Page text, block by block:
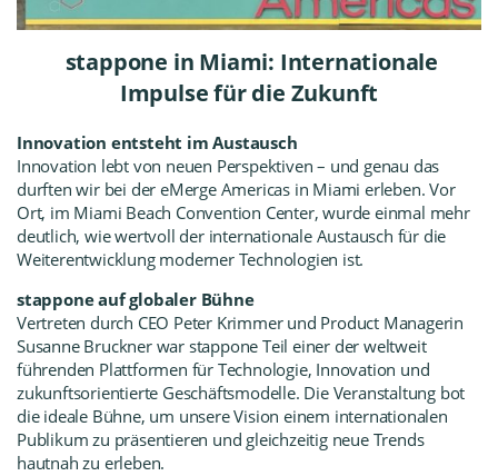
stappone in Miami: Internationale
Impulse für die Zukunft
Innovation entsteht im Austausch
Innovation lebt von neuen Perspektiven – und genau das
durften wir bei der eMerge Americas in Miami erleben. Vor
Ort, im Miami Beach Convention Center, wurde einmal mehr
deutlich, wie wertvoll der internationale Austausch für die
Weiterentwicklung moderner Technologien ist.
stappone auf globaler Bühne
Vertreten durch CEO Peter Krimmer und Product Managerin
Susanne Bruckner war stappone Teil einer der weltweit
führenden Plattformen für Technologie, Innovation und
zukunftsorientierte Geschäftsmodelle. Die Veranstaltung bot
die ideale Bühne, um unsere Vision einem internationalen
Publikum zu präsentieren und gleichzeitig neue Trends
hautnah zu erleben.